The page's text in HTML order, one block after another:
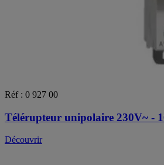
Réf : 0 927 00
Télérupteur unipolaire 230V~ -
Découvrir